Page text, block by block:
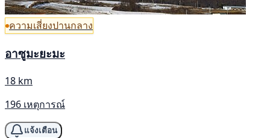
ความเสี่ยงปานกลาง
อาซูมะยะมะ
18 km
196 เหตุการณ์
แจ้งเตือน